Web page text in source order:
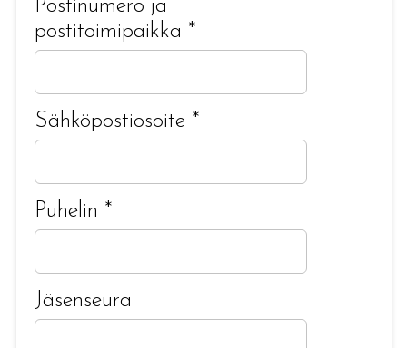
Postinumero ja
postitoimipaikka *
Sähköpostiosoite *
Puhelin *
Jäsenseura